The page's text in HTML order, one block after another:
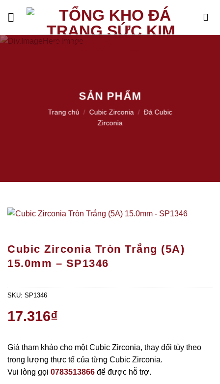
SẢN PHẨM
Trang chủ / Cubic Zirconia / Đá Cubic
Zirconia
Cubic Zirconia Tròn Trắng (5A)
15.0mm – SP1346
SKU: SP1346
17.316₫
Giá tham khảo cho một Cubic Zirconia, thay đổi tùy theo
trọng lượng thực tế của từng Cubic Zirconia.
Vui lòng gọi 0783513866 để được hỗ trợ.